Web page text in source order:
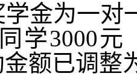
金为一对
学3000元
额已调整